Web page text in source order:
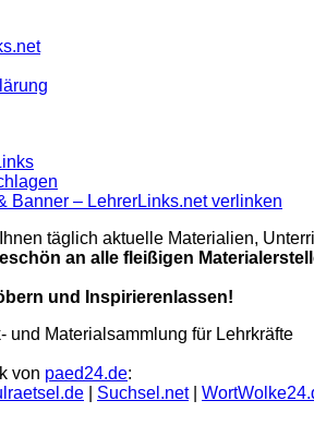
Banner – LehrerLinks.net verlinken
täglich aktuelle Materialien,
an alle fleißigen
und Inspirierenlassen!
und Materialsammlung für Lehrkräfte
von paed24.de:
Suchsel.net|